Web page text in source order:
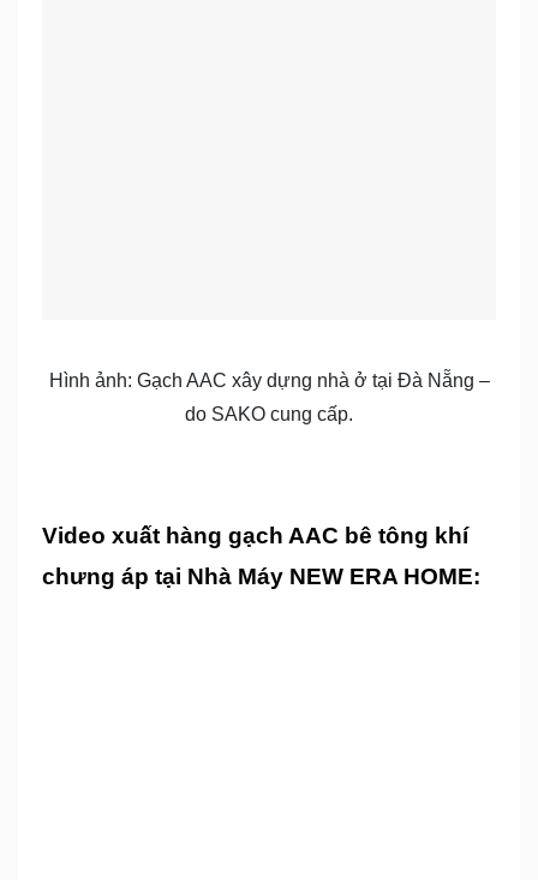
Hình ảnh: Gạch AAC xây dựng nhà ở tại Đà Nẵng –
do SAKO cung cấp.
Video xuất hàng gạch AAC bê tông khí
chưng áp tại Nhà Máy NEW ERA HOME: